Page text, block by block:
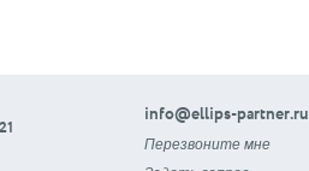
info@ellips-partner.ru
Перезвоните мне